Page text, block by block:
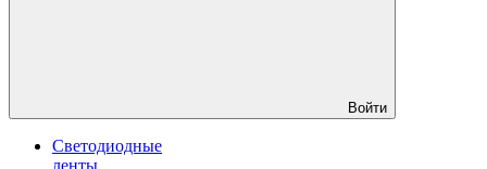
Войти
Светодиодные
ленты